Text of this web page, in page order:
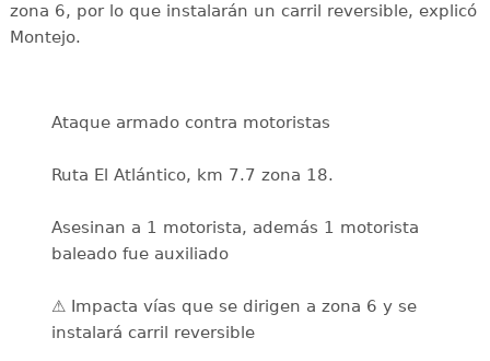
zona 6, por lo que instalarán un carril reversible, explicó
Montejo.
Ataque armado contra motoristas
Ruta El Atlántico, km 7.7 zona 18.
Asesinan a 1 motorista, además 1 motorista
baleado fue auxiliado
⚠️ Impacta vías que se dirigen a zona 6 y se
instalará carril reversible